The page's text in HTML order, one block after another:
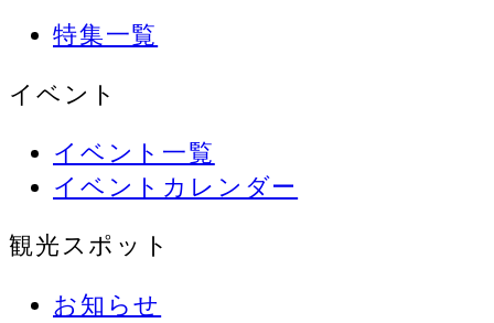
特集一覧
イベント
イベント一覧
イベントカレンダー
観光スポット
お知らせ